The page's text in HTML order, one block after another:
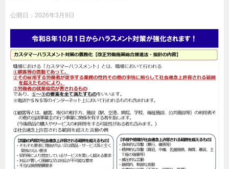
公開日： 2026年3月9日